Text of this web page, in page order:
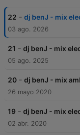
22 - dj benJ - mix
03 ago. 2026
21 - dj benJ - mix
05 ago. 2025
20 - dj benJ - mix
26 mayo 2020
19 - dj benJ - mix
02 abr. 2020